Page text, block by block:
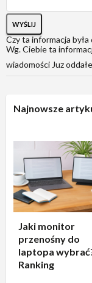
WYŚLIJ
Czy ta informacja
Wg. Ciebie ta
wiadomości Juz
Najnowsze
Jaki monitor
przenośny do
laptopa
Ranking